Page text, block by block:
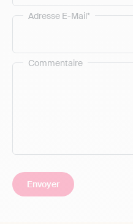
Commentaire
Adresse E-Mail*